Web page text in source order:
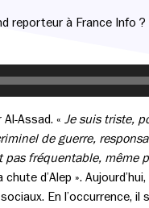
reporteur à France Info
Assad. « Je suis triste,
de guerre,
pas fréquentable, même
d’Alep ».
En l’occurrence, il